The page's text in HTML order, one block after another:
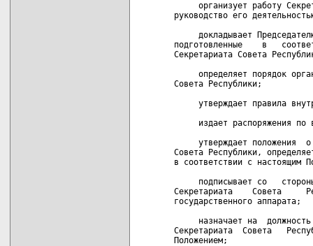
организует работу
руководство его
докладывает
подготовленные    в
Секретариата Совета
определяет порядок
Совета Республики;
утверждает правила
издает распоряжения по
утверждает положения
Совета Республики,
в соответствии с настоящим
подписывает со
Секретариата    Совета
государственного аппарата;
назначает на
Секретариата  Совета
Положением;